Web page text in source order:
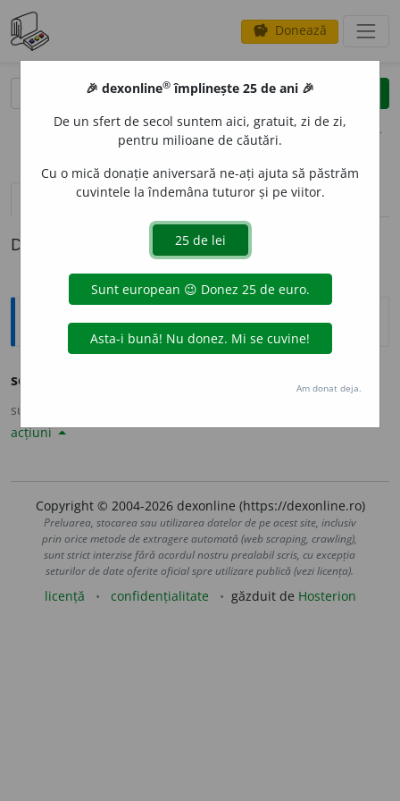
savings Donează
clear
opțiuni
definiții (1)
Definiția cu ID-ul 1032359:
Sinonime
scaloi
sursa:
acțiuni
Copyright © 2004-2026 dexonline (https://dexonline.ro)
Preluarea, stocarea sau utilizarea datelor de pe acest site, inclusiv
prin orice metode de extragere automată (web scraping, crawling),
sunt strict interzise fără acordul nostru prealabil scris, cu excepția
seturilor de date oferite oficial spre utilizare publică (vezi licența).
licență confidențialitate găzduit de Hosterion
🎉 dexonline® împlinește 25 de ani 🎉
De un sfert de secol suntem aici, gratuit, zi de zi,
pentru milioane de căutări.
Cu o mică donație aniversară ne-ați ajuta să păstrăm
cuvintele la îndemâna tuturor și pe viitor.
Am donat deja.